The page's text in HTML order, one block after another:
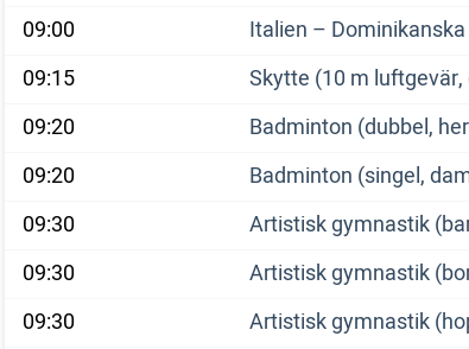
09:00
Italien –
09:15
Skytte (10 m
09:20
Badminton (dubbel,
09:20
Badminton (singel,
09:30
Artistisk gymnastik
09:30
Artistisk gymnastik
09:30
Artistisk gymnastik